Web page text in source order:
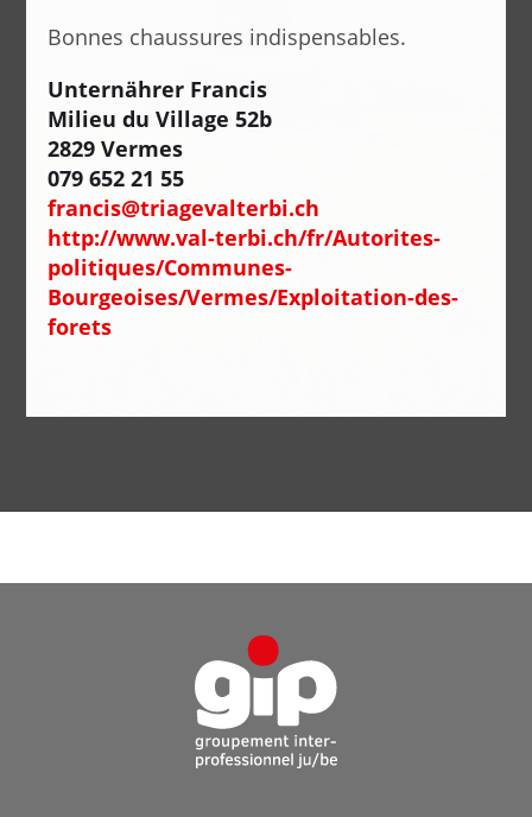
Bonnes chaussures indispensables.
Unternährer Francis
Milieu du Village 52b
2829 Vermes
079 652 21 55
francis@triagevalterbi.ch
http://www.val-terbi.ch/fr/Autorites-
politiques/Communes-
Bourgeoises/Vermes/Exploitation-des-
forets